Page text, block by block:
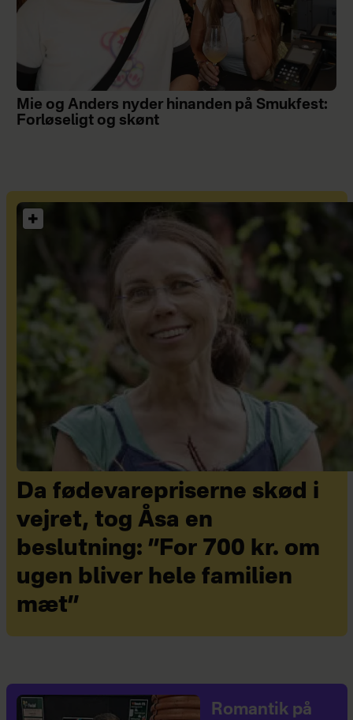
Mie og Anders nyder hinanden på Smukfest:
Forløseligt og skønt
Da fødevarepriserne skød i
vejret, tog Åsa en
beslutning: ”For 700 kr. om
ugen bliver hele familien
mæt”
Romantik på